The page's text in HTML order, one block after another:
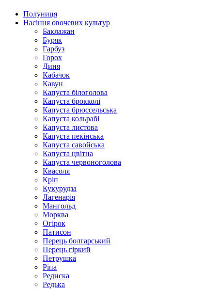
Полуниця
Насіння овочевих культур
Баклажан
Буряк
Гарбуз
Горох
Диня
Кабачок
Кавун
Капуста білоголова
Капуста брокколі
Капуста брюссельська
Капуста кольрабі
Капуста листова
Капуста пекінська
Капуста савойська
Капуста цвітна
Капуста червоноголова
Квасоля
Кріп
Кукурудза
Лагенарія
Мангольд
Морква
Огірок
Патисон
Перець болгарський
Перець гіркий
Петрушка
Ріпа
Редиска
Редька